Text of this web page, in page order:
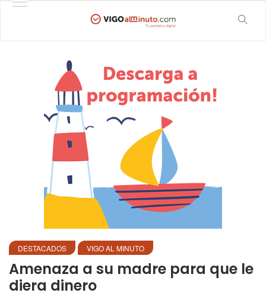
DESTACADOS VIGO AL MINUTO
Amenaza a su madre para que le
diera dinero